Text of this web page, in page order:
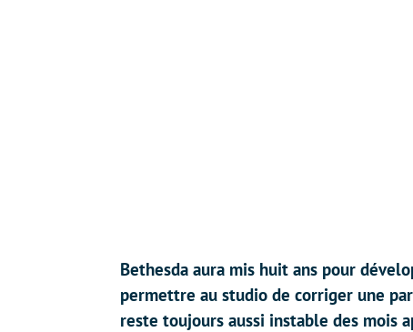
Bethesda aura mis huit ans pour
permettre au studio de corriger une
reste toujours aussi instable des mois